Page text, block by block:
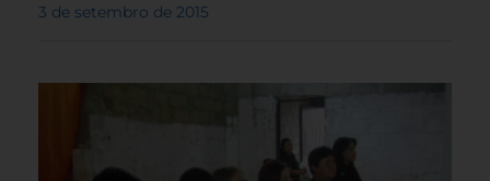
3 de setembro de 2015